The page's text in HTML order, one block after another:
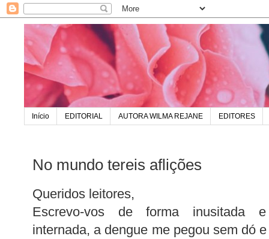
Início EDITORIAL AUTORA WILMA REJANE EDITORES
No mundo tereis aflições
Queridos leitores,
Escrevo-vos de forma inusitada e
internada, a dengue me pegou sem dó